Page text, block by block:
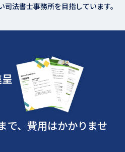
法書士事務所を目指しています。
で、費用はかかりませ